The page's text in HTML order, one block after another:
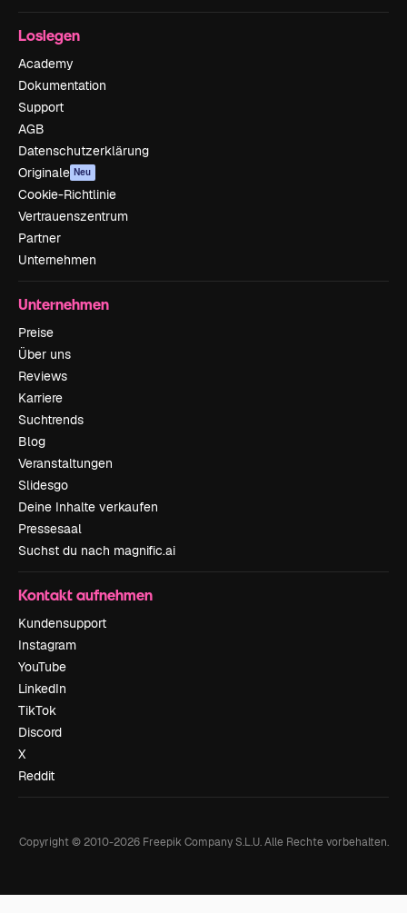
Loslegen
Academy
Dokumentation
Support
AGB
Datenschutzerklärung
Originale Neu
Cookie-Richtlinie
Vertrauenszentrum
Partner
Unternehmen
Unternehmen
Preise
Über uns
Reviews
Karriere
Suchtrends
Blog
Veranstaltungen
Slidesgo
Deine Inhalte verkaufen
Pressesaal
Suchst du nach magnific.ai
Kontakt aufnehmen
Kundensupport
Instagram
YouTube
LinkedIn
TikTok
Discord
X
Reddit
Copyright © 2010-2026Freepik Company S.L.U. Alle Rechte vorbehalten.